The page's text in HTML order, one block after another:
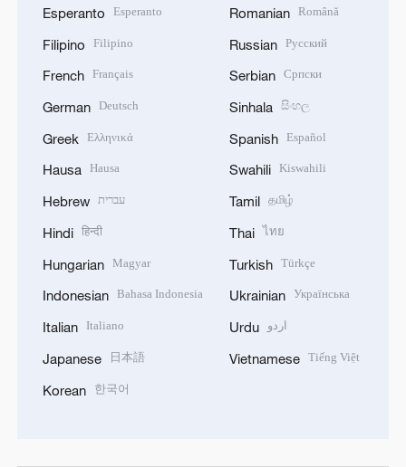
Esperanto Esperanto
Filipino Filipino
French Français
German Deutsch
Greek Ελληνικά
Hausa Hausa
Hebrew עברית
Hindi हिन्दी
Hungarian Magyar
Indonesian Bahasa Indonesia
Italian Italiano
Japanese 日本語
Korean 한국어
Romanian Română
Russian Русский
Serbian Српски
Sinhala සිංහල
Spanish Español
Swahili Kiswahili
Tamil தமிழ்
Thai ไทย
Turkish Türkçe
Ukrainian Українська
Urdu اردو
Vietnamese Tiếng Việt